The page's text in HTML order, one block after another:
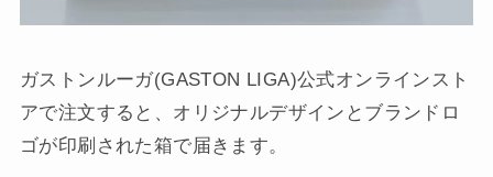
ガストンルーガ(GASTON LIGA)公式オンラインスト
アで注文すると、オリジナルデザインとブランドロ
ゴが印刷された箱で届きます。